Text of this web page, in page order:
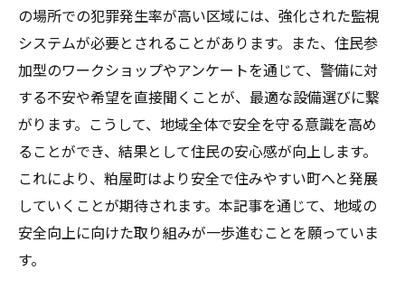
の場所での犯罪発生率が高い区域には、強化された監視
システムが必要とされることがあります。また、住民参
加型のワークショップやアンケートを通じて、警備に対
する不安や希望を直接聞くことが、最適な設備選びに繋
がります。こうして、地域全体で安全を守る意識を高め
ることができ、結果として住民の安心感が向上します。
これにより、粕屋町はより安全で住みやすい町へと発展
していくことが期待されます。本記事を通じて、地域の
安全向上に向けた取り組みが一歩進むことを願っていま
す。